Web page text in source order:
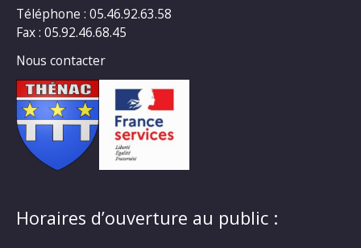
Téléphone : 05.46.92.63.58
Fax : 05.92.46.68.45
Nous contacter
Horaires d’ouverture au public :